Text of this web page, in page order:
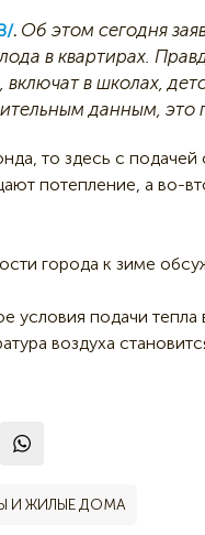
. Об этом сегодня
в квартирах.
в школах,
данным, это
то здесь с
потепление, а во-
города к зиме
условия подачи
воздуха
И ЖИЛЫЕ ДОМА